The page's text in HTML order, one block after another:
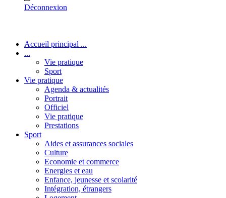
Déconnexion
Accueil principal ...
...
Vie pratique
Sport
Vie pratique
Agenda & actualités
Portrait
Officiel
Vie pratique
Prestations
Sport
Aides et assurances sociales
Culture
Economie et commerce
Energies et eau
Enfance, jeunesse et scolarité
Intégration, étrangers